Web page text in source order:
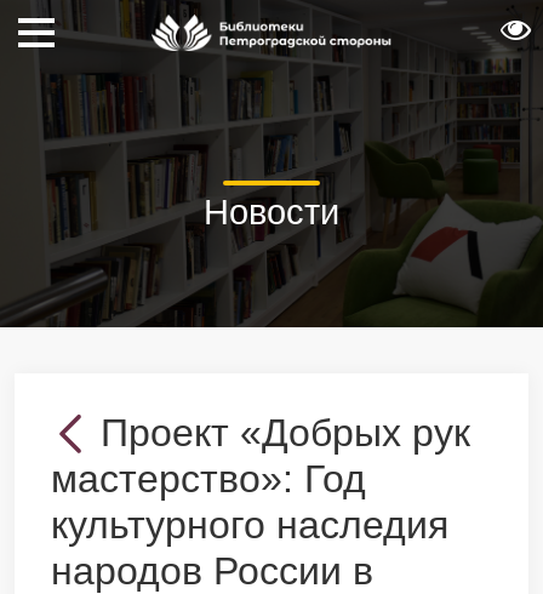
Новости
Проект «Добрых рук
мастерство»: Год
культурного наследия
народов России в